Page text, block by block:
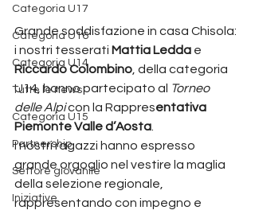
Categoria U17
Categoria U16
Categoria U14
Tutte le news
Categoria U15
Partnership
Settore giovanile
Iniziative
Grande soddisfazione in casa Chisola:
i nostri tesserati Mattia Ledda e
Riccardo Colombino , della categoria
U14, hanno partecipato al Torneo
delle Alpi con la Rappresentativa
Piemonte Valle d’Aosta
I nostri ragazzi hanno espresso
grande orgoglio nel vestire la maglia
della selezione regionale,
rappresentando con impegno e